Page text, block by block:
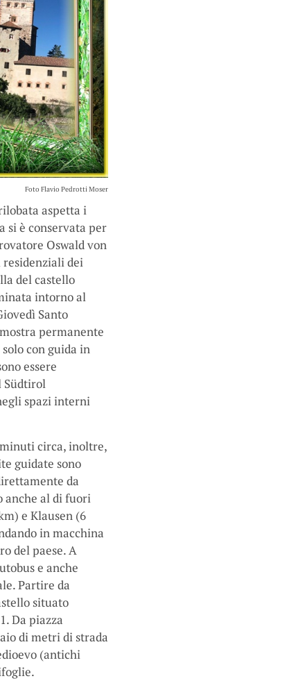
Foto Flavio Pedrotti Moser
aspetta i
si è conservata per
Oswald von
residenziali dei
del castello
intorno al
Santo
permanente
con guida in
essere
Südtirol
spazi interni
circa, inoltre,
guidate sono
da
anche al di fuori
e Klausen (6
in macchina
del paese. A
e anche
Partire da
situato
Da piazza
di metri di strada
(antichi